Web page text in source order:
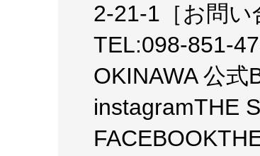
2-21-1［お問
TEL:098-851-
OKINAWA 公式
instagramTHE